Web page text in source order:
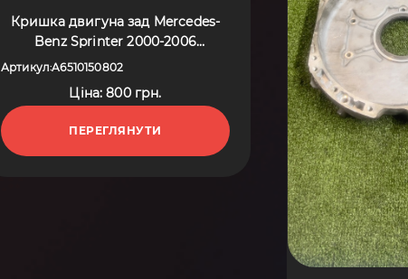
Кришка двигуна зад Mercedes-
Benz Sprinter 2000-2006
A6510150802
Артикул:A6510150802
Ціна: 800 грн.
ПЕРЕГЛЯНУТИ